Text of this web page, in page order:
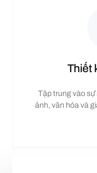
Thiết
Tập trung vào sự
ảnh, văn hóa và